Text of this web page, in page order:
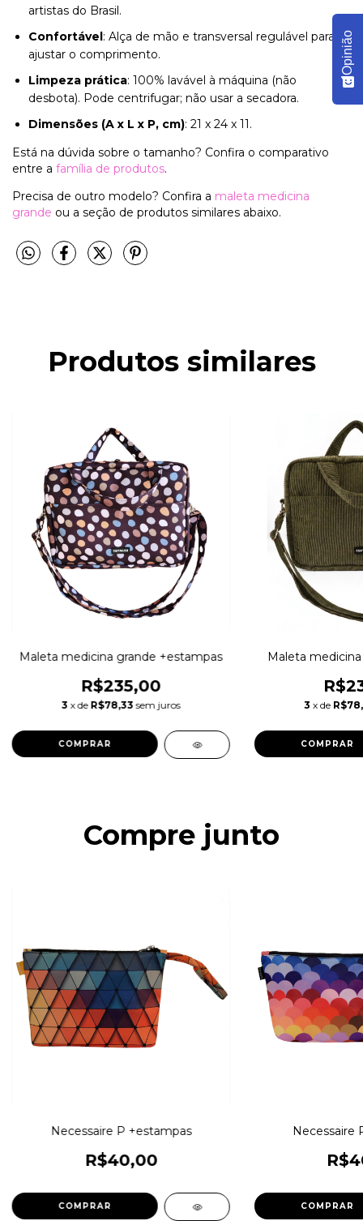
artistas do Brasil.
Confortável : Alça de mão e transversal regulável para
ajustar o comprimento.
Limpeza prática: 100% lavável à máquina (não
desbota). Pode centrifugar; não usar a secadora.
Dimensões (A x L x P, cm): 21 x 24 x 11.
Está na dúvida sobre o tamanho? Confira o comparativo
entre a família de produtos.
Precisa de outro modelo? Confira a maleta medicina
grande ou a seção de produtos similares abaixo.
Produtos similares
Maleta medicina grande +estampas
R$235,00
3 x de R$78,33 sem juros
COMPRAR
Maleta
3 x de
COMPRAR
Compre junto
Necessaire P +estampas
R$40,00
COMPRAR
Necessaire
COMPRAR
Opinião